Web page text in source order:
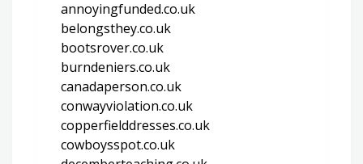
annoyingfunded.co.uk
belongsthey.co.uk
bootsrover.co.uk
burndeniers.co.uk
canadaperson.co.uk
conwayviolation.co.uk
copperfielddresses.co.uk
cowboysspot.co.uk